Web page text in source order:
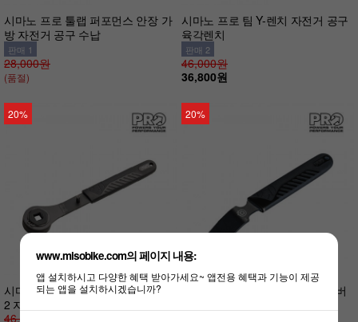
시마노 프로 툴랩 퍼포먼스 안장 가
방 자전거 공구 수납
판매 1
28,000원
(품절)
시마노 프로 팀 Y-렌치 자전거 공구
육각렌치
판매 2
46,000원
36,800원
20%
시마노 프로 BB 리무버 할로우테크
2 자전거 공구
46,000원
20%
시마노 프로 브레이크 피스톤 레버
www.misobike.com의 페이지 내용:
앱 설치하시고 다양한 혜택 받아가세요~ 앱전용 혜택과 기능이 제공
되는 앱을 설치하시겠습니까?